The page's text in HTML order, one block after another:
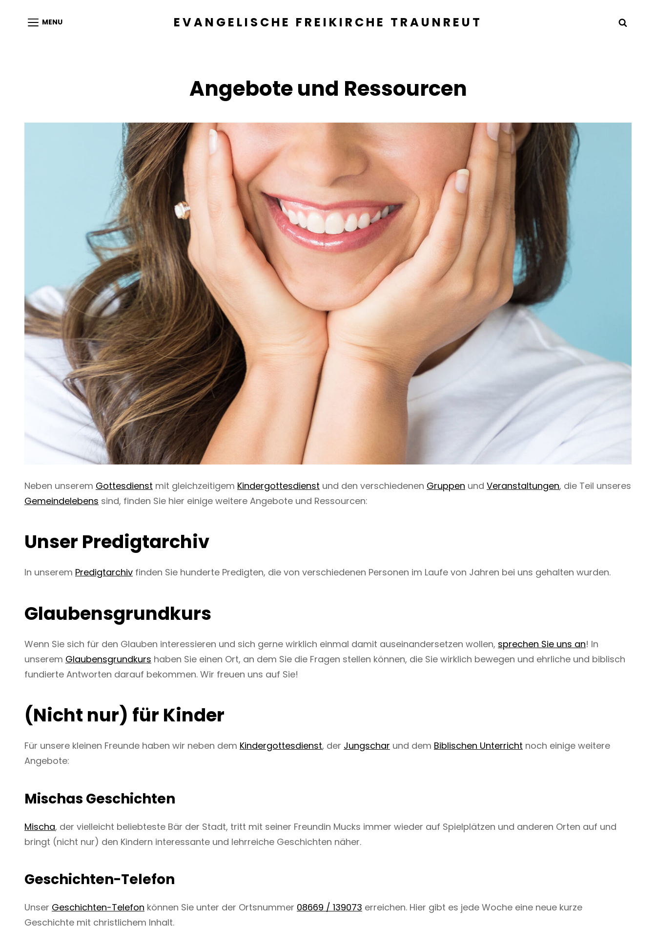
MENU EVANGELISCHE FREIKIRCHE TRAUNREUT
Angebote und Ressourcen
Neben unserem Gottesdienst mit gleichzeitigem Kindergottesdienst und den verschiedenen Gruppen und Veranstaltungen, die Teil unseres
Gemeindelebens sind, finden Sie hier einige weitere Angebote und Ressourcen:
Unser Predigtarchiv
In unserem Predigtarchiv finden Sie hunderte Predigten, die von verschiedenen Personen im Laufe von Jahren bei uns gehalten wurden.
Glaubensgrundkurs
Wenn Sie sich für den Glauben interessieren und sich gerne wirklich einmal damit auseinandersetzen wollen, sprechen Sie uns an! In
unserem Glaubensgrundkurs haben Sie einen Ort, an dem Sie die Fragen stellen können, die Sie wirklich bewegen und ehrliche und biblisch
fundierte Antworten darauf bekommen. Wir freuen uns auf Sie!
(Nicht nur) für Kinder
Für unsere kleinen Freunde haben wir neben dem Kindergottesdienst, der Jungschar und dem Biblischen Unterricht noch einige weitere
Angebote:
Mischas Geschichten
Mischa, der vielleicht beliebteste Bär der Stadt, tritt mit seiner Freundin Mucks immer wieder auf Spielplätzen und anderen Orten auf und
bringt (nicht nur) den Kindern interessante und lehrreiche Geschichten näher.
Geschichten-Telefon
Unser Geschichten-Telefon können Sie unter der Ortsnummer 08669 / 139073 erreichen. Hier gibt es jede Woche eine neue kurze
Geschichte mit christlichem Inhalt.